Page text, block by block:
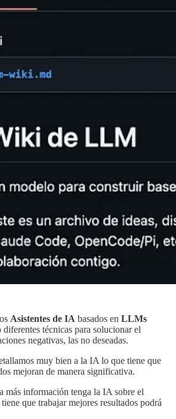
Asistentes de IA basados en LLMs
técnicas para solucionar el
negativas, las no deseadas.
muy bien a la IA lo que tiene que
mejoran de manera significativa.
más información tenga la IA sobre el
que trabajar mejores resultados podrá